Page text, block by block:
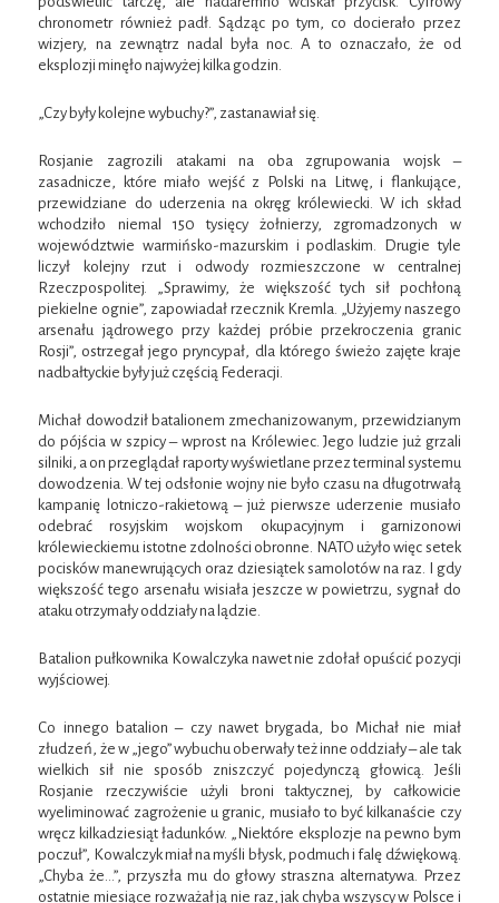
chronometr również padł. Sądząc po tym, co docierało przez
wizjery, na zewnątrz nadal była noc. A to oznaczało, że od
eksplozji minęło najwyżej kilka godzin.
„Czy były kolejne wybuchy?”, zastanawiał się.
Rosjanie zagrozili atakami na oba zgrupowania wojsk –
zasadnicze, które miało wejść z Polski na Litwę, i flankujące,
przewidziane do uderzenia na okręg królewiecki. W ich skład
wchodziło niemal 150 tysięcy żołnierzy, zgromadzonych w
województwie warmińsko-mazurskim i podlaskim. Drugie tyle
liczył kolejny rzut i odwody rozmieszczone w centralnej
Rzeczpospolitej. „Sprawimy, że większość tych sił pochłoną
piekielne ognie”, zapowiadał rzecznik Kremla. „Użyjemy naszego
arsenału jądrowego przy każdej próbie przekroczenia granic
Rosji”, ostrzegał jego pryncypał, dla którego świeżo zajęte kraje
nadbałtyckie były już częścią Federacji.
Michał dowodził batalionem zmechanizowanym, przewidzianym
do pójścia w szpicy – wprost na Królewiec. Jego ludzie już grzali
silniki, a on przeglądał raporty wyświetlane przez terminal systemu
dowodzenia. W tej odsłonie wojny nie było czasu na długotrwałą
kampanię lotniczo-rakietową – już pierwsze uderzenie musiało
odebrać rosyjskim wojskom okupacyjnym i garnizonowi
królewieckiemu istotne zdolności obronne. NATO użyło więc setek
pocisków manewrujących oraz dziesiątek samolotów na raz. I gdy
większość tego arsenału wisiała jeszcze w powietrzu, sygnał do
ataku otrzymały oddziały na lądzie.
Batalion pułkownika Kowalczyka nawet nie zdołał opuścić pozycji
wyjściowej.
Co innego batalion – czy nawet brygada, bo Michał nie miał
złudzeń, że w „jego” wybuchu oberwały też inne oddziały – ale tak
wielkich sił nie sposób zniszczyć pojedynczą głowicą. Jeśli
Rosjanie rzeczywiście użyli broni taktycznej, by całkowicie
wyeliminować zagrożenie u granic, musiało to być kilkanaście czy
wręcz kilkadziesiąt ładunków. „Niektóre eksplozje na pewno bym
poczuł”, Kowalczyk miał na myśli błysk, podmuch i falę dźwiękową.
„Chyba że…”, przyszła mu do głowy straszna alternatywa. Przez
ostatnie miesiące rozważał ją nie raz, jak chyba wszyscy w Polsce i